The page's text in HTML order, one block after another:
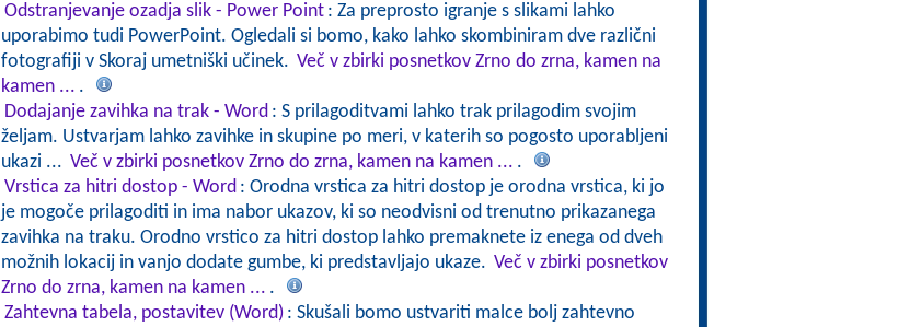
Odstranjevanje ozadja slik - Power Point : Za preprosto igranje s slikami lahko
uporabimo tudi PowerPoint. Ogledali si bomo, kako lahko skombiniram dve različni
fotografiji v Skoraj umetniški učinek. Več v zbirki posnetkov Zrno do zrna, kamen na
kamen ... .
Dodajanje zavihka na trak - Word : S prilagoditvami lahko trak prilagodim svojim
željam. Ustvarjam lahko zavihke in skupine po meri, v katerih so pogosto uporabljeni
ukazi ... Več v zbirki posnetkov Zrno do zrna, kamen na kamen ... .
Vrstica za hitri dostop - Word : Orodna vrstica za hitri dostop je orodna vrstica, ki jo
je mogoče prilagoditi in ima nabor ukazov, ki so neodvisni od trenutno prikazanega
zavihka na traku. Orodno vrstico za hitri dostop lahko premaknete iz enega od dveh
možnih lokacij in vanjo dodate gumbe, ki predstavljajo ukaze. Več v zbirki posnetkov
Zrno do zrna, kamen na kamen ... .
Zahtevna tabela, postavitev (Word) : Skušali bomo ustvariti malce bolj zahtevno